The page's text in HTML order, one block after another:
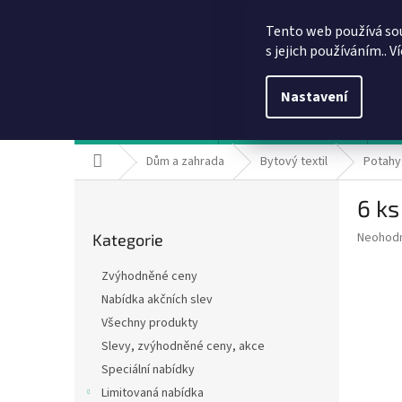
Tento web používá
s jejich používáním..
Nastavení
Domů Dům a zahrada Bytový textil
kategorie
Kategorie
Zvýhodněné ceny
Nabídka akčních slev
Všechny produkty
Slevy, zvýhodněné ceny, akce
Speciální nabídky
Limitovaná nabídka
6